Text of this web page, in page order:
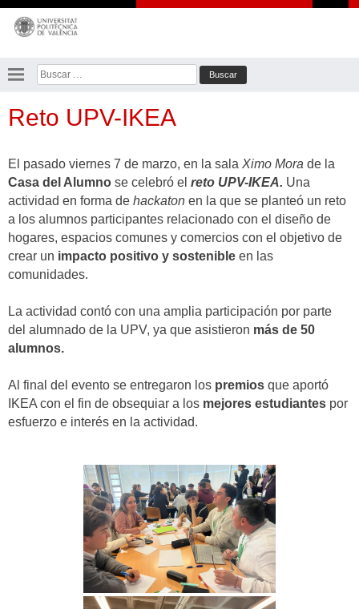
Saltar
contenido
Buscar:
Reto UPV-IKEA
El pasado viernes 7 de marzo, en la sala Ximo Mora de la
Casa del Alumno se celebró el reto UPV-IKEA. Una
actividad en forma de hackaton en la que se planteó un reto
a los alumnos participantes relacionado con el diseño de
hogares, espacios comunes y comercios con el objetivo de
crear un impacto positivo y sostenible en las
comunidades.
La actividad contó con una amplia participación por parte
del alumnado de la UPV, ya que asistieron más de 50
alumnos.
Al final del evento se entregaron los premios que aportó
IKEA con el fin de obsequiar a los mejores estudiantes por
esfuerzo e interés en la actividad.